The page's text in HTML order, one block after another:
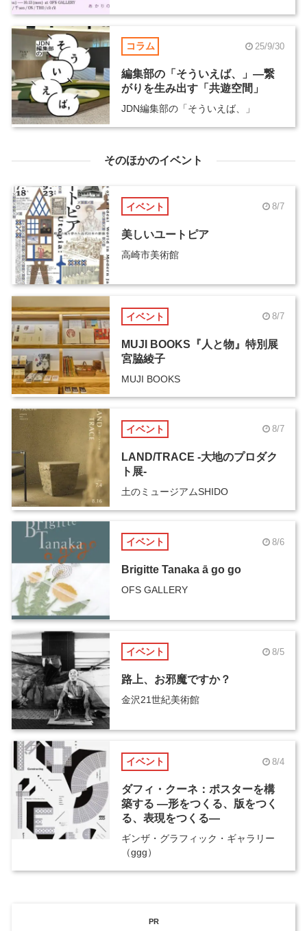
コラム 25/9/30
編集部の「そういえば、」―繋
がりを生み出す「共遊空間」
JDN編集部の「そういえば、」
そのほかのイベント
イベント 8/7
美しいユートピア
高崎市美術館
イベント 8/7
MUJI BOOKS『人と物』特別展
宮脇綾子
MUJI BOOKS
イベント 8/7
LAND/TRACE -大地のプロダク
ト展-
土のミュージアムSHIDO
イベント 8/6
Brigitte Tanaka ā go go
OFS GALLERY
イベント 8/5
路上、お邪魔ですか？
金沢21世紀美術館
イベント 8/4
ダフィ・クーネ：ポスターを構
築する ―形をつくる、版をつく
る、表現をつくる―
ギンザ・グラフィック・ギャラリー
（ggg）
PR